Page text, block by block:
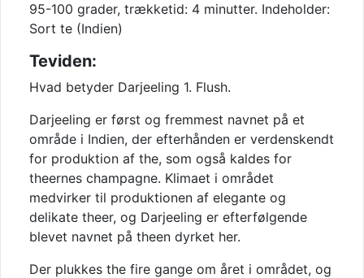
95-100 grader, trækketid: 4 minutter. Indeholder:
Sort te (Indien)
Teviden:
Hvad betyder Darjeeling 1. Flush.
Darjeeling er først og fremmest navnet på et
område i Indien, der efterhånden er verdenskendt
for produktion af the, som også kaldes for
theernes champagne. Klimaet i området
medvirker til produktionen af elegante og
delikate theer, og Darjeeling er efterfølgende
blevet navnet på theen dyrket her.
Der plukkes the fire gange om året i området, og